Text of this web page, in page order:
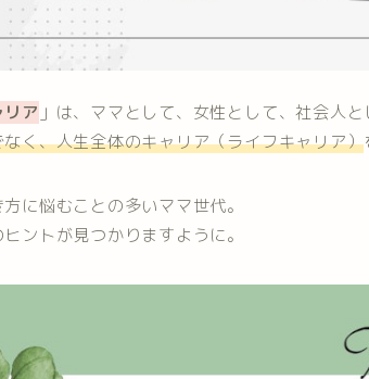
ア 」は、ママとして、女性として、社会人
く、人生全体のキャリア（ライフキャリア）
に悩むことの多いママ世代。
ントが見つかりますように。